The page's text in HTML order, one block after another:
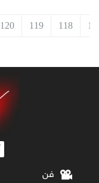
118
119
120
فن